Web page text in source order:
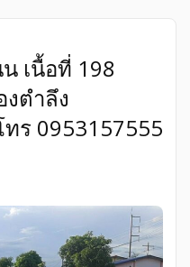
เสาธง จ.สมุทรปราการ ราย
ะมาณ 6,000 ตารางวา
ารเตรียมพื้นที่ อยู่ในเขต
เมตร ความลึกประมาณ
เนื้อที่ 198
ตำลึง
ร 0953157555